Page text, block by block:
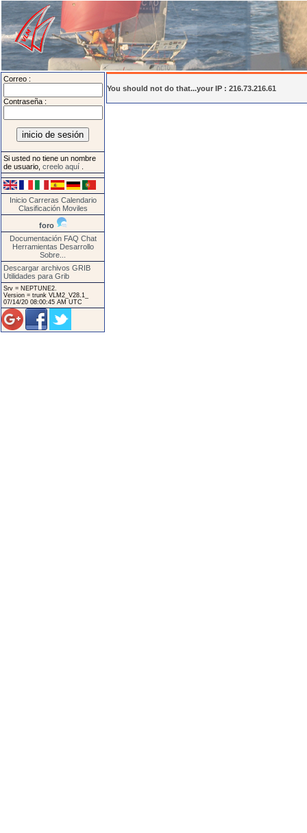
Correo :
Contraseña :
Si usted no tiene un nombre
de usuario, creelo aquí
Inicio Carreras Calendario
Clasificación Moviles
foro
Documentación FAQ Chat
Herramientas Desarrollo
Sobre...
Descargar archivos GRIB
Utilidades para Grib
Srv = NEPTUNE2.
Version = trunk VLM2_V28.1_
07/14/20 08:00:45 AM UTC
You should not do that...your IP : 216.73.216.61